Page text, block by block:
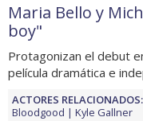
Maria Bello y
boy"
Protagonizan el debut
película dramática e
ACTORES RELACIONADOS:
Bloodgood
Kyle Gallner